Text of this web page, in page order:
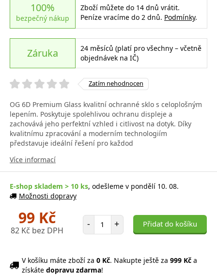
100%
bezpečný nákup
Zboží můžete do 14 dnů vrátit.
Peníze vracíme do 2 dnů. Podmínky.
Záruka
24 měsíců (platí pro všechny – včetně
objednávek na IČ)
Zatím nehodnocen
OG 6D Premium Glass kvalitní ochranné sklo s celoplošným
lepením. Poskytuje spolehlivou ochranu displeje a
zachovává jeho perfektní vzhled i citlivost na dotyk. Díky
kvalitnímu zpracování a moderním technologiím
představuje ideální řešení pro každod
Více informací
E-shop skladem > 10 ks, odešleme v pondělí 10. 08.
Možnosti dopravy
99 Kč
82 Kč bez DPH
- Počet položek
+ Přidat do košíku
V košíku máte zboží za 0 Kč. Nakupte ještě za 999 Kč a
získáte dopravu zdarma!